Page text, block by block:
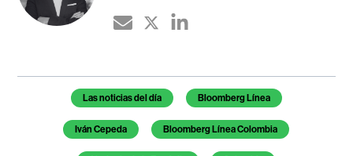
Temas de este artículo
Las noticias del día Bloomberg Línea
Iván Cepeda Bloomberg Línea Colombia